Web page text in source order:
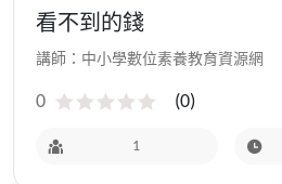
看不到的錢
講師：中小學數位素養教育資源網
0 (0)
1